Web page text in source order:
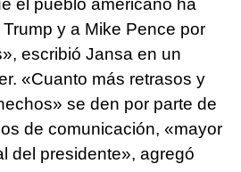
el pueblo americano ha
y a Mike Pence por
escribió Jansa en un
«Cuanto más retrasos y
se den por parte de
de comunicación, «mayor
del presidente», agregó